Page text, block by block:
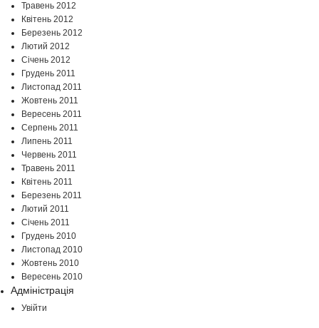
Травень 2012
Квітень 2012
Березень 2012
Лютий 2012
Січень 2012
Грудень 2011
Листопад 2011
Жовтень 2011
Вересень 2011
Серпень 2011
Липень 2011
Червень 2011
Травень 2011
Квітень 2011
Березень 2011
Лютий 2011
Січень 2011
Грудень 2010
Листопад 2010
Жовтень 2010
Вересень 2010
Адміністрація
Увійти